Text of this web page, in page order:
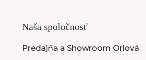
Naša spoločnosť
Predajňa a Showroom Orlová